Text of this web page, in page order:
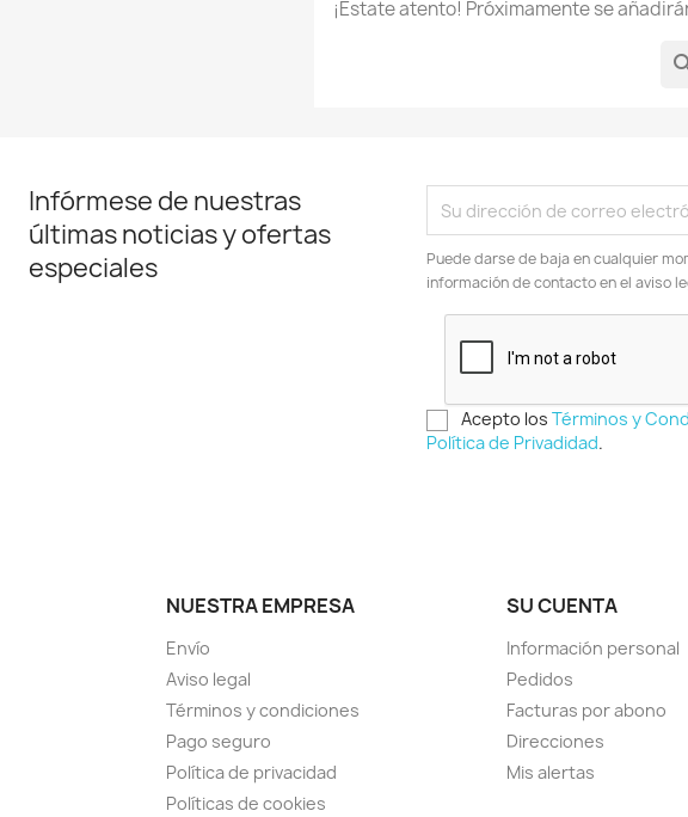
¡Estate atento! Próximamente se
Infórmese de nuestras
últimas noticias y ofertas
especiales
Puede darse de baja en cualquier
información de contacto en el aviso
Acepto losTérminos y
Política de Privadidad.
NUESTRA EMPRESA
Envío
Aviso legal
Términos y condiciones
Pago seguro
Política de privacidad
Políticas de cookies
SU CUENTA
Información personal
Pedidos
Facturas por abono
Direcciones
Mis alertas